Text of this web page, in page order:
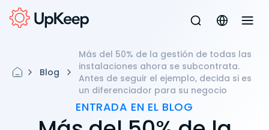
Blog
Más del 50% de la gestión de todas las
instalaciones ahora se subcontrata.
Antes de seguir el ejemplo, decida si es
un diferenciador para su negocio
ENTRADA EN EL BLOG